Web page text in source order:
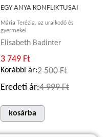
EGY ANYA KONFLIKTUSAI
Mária Terézia, az uralkodó és
gyermekei
Elisabeth Badinter
3 749 Ft
Korábbi ár:2 500 Ft
Eredeti ár:4 999 Ft
kosárba